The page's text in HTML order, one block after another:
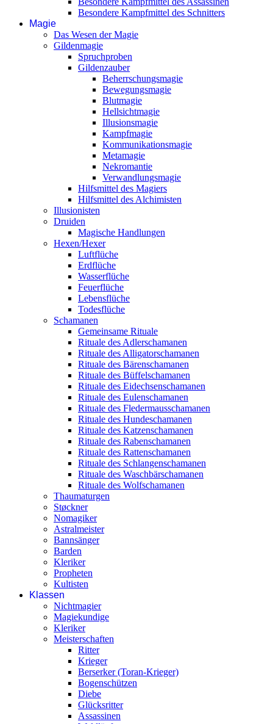
Besondere Kampfmittel des Schnitters
Magie
Das Wesen der Magie
Gildenmagie
Spruchproben
Gildenzauber
Beherrschungsmagie
Bewegungsmagie
Blutmagie
Hellsichtmagie
Illusionsmagie
Kampfmagie
Kommunikationsmagie
Metamagie
Nekromantie
Verwandlungsmagie
Hilfsmittel des Magiers
Hilfsmittel des Alchimisten
Illusionisten
Druiden
Magische Handlungen
Hexen/Hexer
Luftflüche
Erdflüche
Wasserflüche
Feuerflüche
Lebensflüche
Todesflüche
Schamanen
Gemeinsame Rituale
Rituale des Adlerschamanen
Rituale des Alligatorschamanen
Rituale des Bärenschamanen
Rituale des Büffelschamanen
Rituale des Eidechsenschamanen
Rituale des Eulenschamanen
Rituale des Fledermausschamanen
Rituale des Hundeschamanen
Rituale des Katzenschamanen
Rituale des Rabenschamanen
Rituale des Rattenschamanen
Rituale des Schlangenschamanen
Rituale des Waschbärschamanen
Rituale des Wolfschamanen
Thaumaturgen
Støckner
Nomagiker
Astralmeister
Bannsänger
Barden
Kleriker
Propheten
Kultisten
Klassen
Nichtmagier
Magiekundige
Kleriker
Meisterschaften
Ritter
Krieger
Berserker (Toran-Krieger)
Bogenschützen
Diebe
Glücksritter
Assassinen